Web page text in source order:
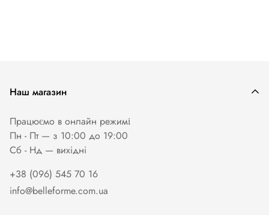
Наш магазин
Працюємо в онлайн режимі
Пн - Пт — з 10:00 до 19:00
Сб - Нд — вихiднi
+38 (096) 545 70 16
info@belleforme.com.ua